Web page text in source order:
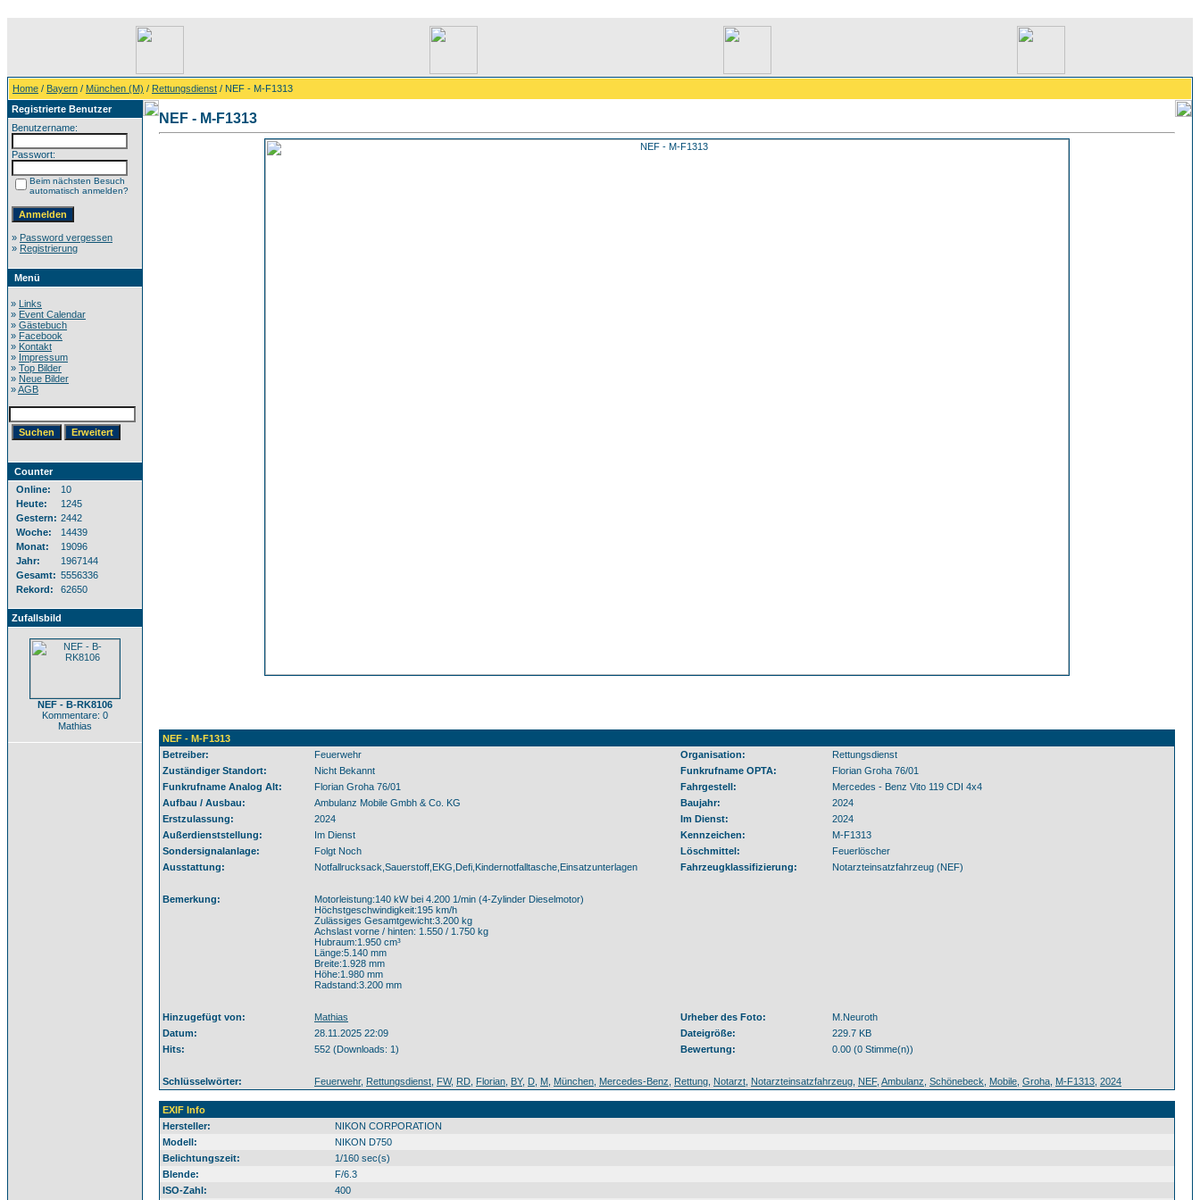
Home / Bayern / München (M) / Rettungsdienst / NEF - M-F1313
Registrierte Benutzer
Benutzername:
Passwort:
Beim nächsten Besuch
automatisch anmelden?
» Password vergessen
» Registrierung
Menü
» Links
» Event Calendar
» Gästebuch
» Facebook
» Kontakt
» Impressum
» Top Bilder
» Neue Bilder
»AGB
Counter
Online:
10
Heute:
1245
Gestern: 2442
Woche:
14439
Monat:
19096
Jahr:
1967144
Gesamt: 5556336
Rekord:
62650
Zufallsbild
NEF - B-RK8106
Kommentare: 0
Mathias
NEF - M-F1313
NEF - M-F1313
Betreiber:
Feuerwehr Organisation:
Rettungsdienst
Zuständiger Standort:
Nicht Bekannt Funkrufname OPTA:
Florian Groha 76/01
Funkrufname Analog Alt:
Florian Groha 76/01 Fahrgestell:
Mercedes - Benz Vito 119 CDI 4x4
Aufbau / Ausbau:
Ambulanz Mobile Gmbh & Co. KG Baujahr:
2024
Erstzulassung:
2024 Im Dienst:
2024
Außerdienststellung:
Im Dienst Kennzeichen:
M-F1313
Sondersignalanlage:
Folgt Noch Löschmittel:
Feuerlöscher
Ausstattung:
Notfallrucksack,Sauerstoff,EKG,Defi,Kindernotfalltasche,Einsatzunterlagen Fahrzeugklassifizierung: Notarzteinsatzfahrzeug (NEF)
Bemerkung:
Motorleistung:140 kW bei 4.200 1/min (4-Zylinder Dieselmotor)
Höchstgeschwindigkeit:195 km/h
Zulässiges Gesamtgewicht:3.200 kg
Achslast vorne / hinten: 1.550 / 1.750 kg
Hubraum:1.950 cm³
Länge:5.140 mm
Breite:1.928 mm
Höhe:1.980 mm
Radstand:3.200 mm
Hinzugefügt von: Mathias Urheber des Foto:
M.Neuroth
Datum:
28.11.2025 22:09 Dateigröße:
229.7 KB
Hits:
552 (Downloads: 1) Bewertung: 0.00 (0 Stimme(n))
Schlüsselwörter: Feuerwehr, Rettungsdienst FW, RD Florian BY, D M München Mercedes-Benz Rettung Notarzt Notarzteinsatzfahrzeug NEF, Ambulanz Schönebeck Mobile Groha M-F1313 2024
EXIF Info
Hersteller:
NIKON CORPORATION
Modell:
NIKON D750
Belichtungszeit:
1/160 sec(s)
Blende:
F/6.3
ISO-Zahl:
400